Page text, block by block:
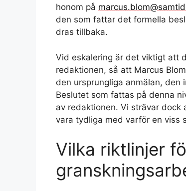
honom på
den som fattar det formella
dras tillbaka.
Vid eskalering är det viktigt att
redaktionen, så att Marcus
den ursprungliga anmälan,
Beslutet som fattas på denna
av redaktionen. Vi strävar
vara tydliga med varför en viss
Vilka riktlinjer